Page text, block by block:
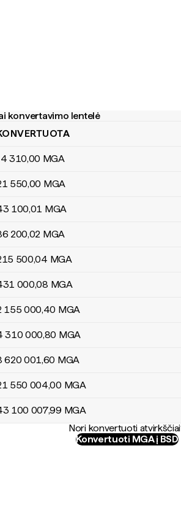
konvertavimo lentelė
lentelė
4 310,00 MGA
550,00 MGA
100,01 MGA
200,02 MGA
500,04 MGA
000,08 MGA
155 000,40 MGA
310 000,80 MGA
620 001,60 MGA
550 004,00 MGA
100 007,99 MGA
Nori konvertuoti
Konvertuoti MGA į BSD